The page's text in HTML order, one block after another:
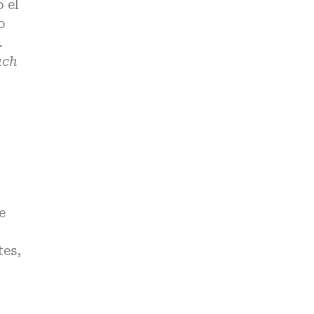
el